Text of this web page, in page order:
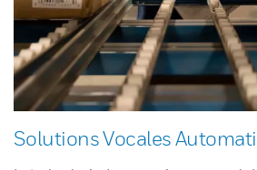
Solutions Vocales